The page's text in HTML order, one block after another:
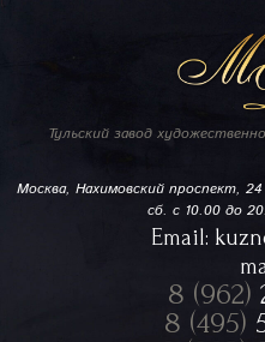
Тульский завод
Москва, Нахимовский проспект,
сб. с 10.00 до
Email:
8 (962)
8 (495)